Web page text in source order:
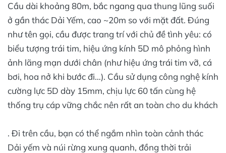
Cầu dài khoảng 80m, bắc ngang qua thung lũng suối
ở gần thác Dải Yếm, cao ~20m so với mặt đất. Đúng
như tên gọi, cầu được trang trí với chủ đề tình yêu: có
biểu tượng trái tim, hiệu ứng kính 5D mô phỏng hình
ảnh lãng mạn dưới chân (như hiệu ứng trái tim vỡ, cá
bơi, hoa nở khi bước đi…). Cầu sử dụng công nghệ kính
cường lực 5D dày 15mm, chịu lực 60 tấn cùng hệ
thống trụ cáp vững chắc nên rất an toàn cho du khách​
. Đi trên cầu, bạn có thể ngắm nhìn toàn cảnh thác
Dải yếm và núi rừng xung quanh, đồng thời trải